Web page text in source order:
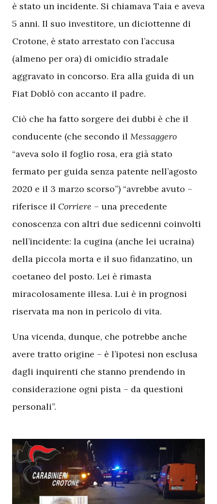
è stato un incidente. Si chiamava Taia e aveva
5 anni. Il suo investitore, un diciottenne di
Crotone, è stato arrestato con l’accusa
(almeno per ora) di omicidio stradale
aggravato in concorso. Era alla guida di un
Fiat Doblò con accanto il padre.
Ciò che ha fatto sorgere dei dubbi è che il
conducente (che secondo il Messaggero
“aveva solo il foglio rosa, era già stato
fermato per guida senza patente nell’agosto
2020 e il 3 marzo scorso”) “avrebbe avuto –
riferisce il Corriere – una precedente
conoscenza con altri due sedicenni coinvolti
nell’incidente: la cugina (anche lei ucraina)
della piccola morta e il suo fidanzatino, un
coetaneo del posto. Lei è rimasta
miracolosamente illesa. Lui è in prognosi
riservata ma non in pericolo di vita.
Una vicenda, dunque, che potrebbe anche
avere tratto origine – è l’ipotesi non esclusa
dagli inquirenti che stanno prendendo in
considerazione ogni pista – da questioni
personali”.